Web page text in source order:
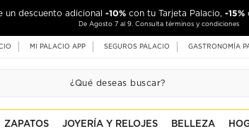
un descuento adicional -10% con tu Tarjeta Palacio, -15%
De Agosto 7 al 9. Consulta términos y condiciones
MI PALACIO APP SEGUROS PALACIO GASTRONOMÍA
ZAPATOS JOYERÍA Y RELOJES BELLEZA